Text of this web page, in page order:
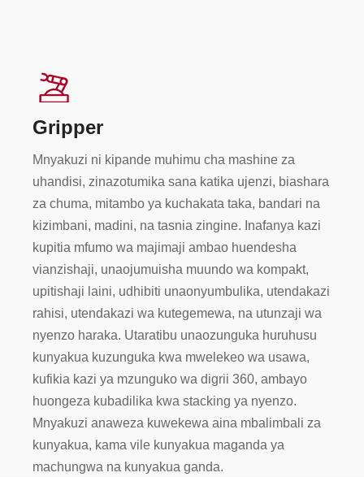
Gripper
Mnyakuzi ni kipande muhimu cha mashine za
uhandisi, zinazotumika sana katika ujenzi, biashara
za chuma, mitambo ya kuchakata taka, bandari na
kizimbani, madini, na tasnia zingine. Inafanya kazi
kupitia mfumo wa majimaji ambao huendesha
vianzishaji, unaojumuisha muundo wa kompakt,
upitishaji laini, udhibiti unaonyumbulika, utendakazi
rahisi, utendakazi wa kutegemewa, na utunzaji wa
nyenzo haraka. Utaratibu unaozunguka huruhusu
kunyakua kuzunguka kwa mwelekeo wa usawa,
kufikia kazi ya mzunguko wa digrii 360, ambayo
huongeza kubadilika kwa stacking ya nyenzo.
Mnyakuzi anaweza kuwekewa aina mbalimbali za
kunyakua, kama vile kunyakua maganda ya
machungwa na kunyakua ganda.